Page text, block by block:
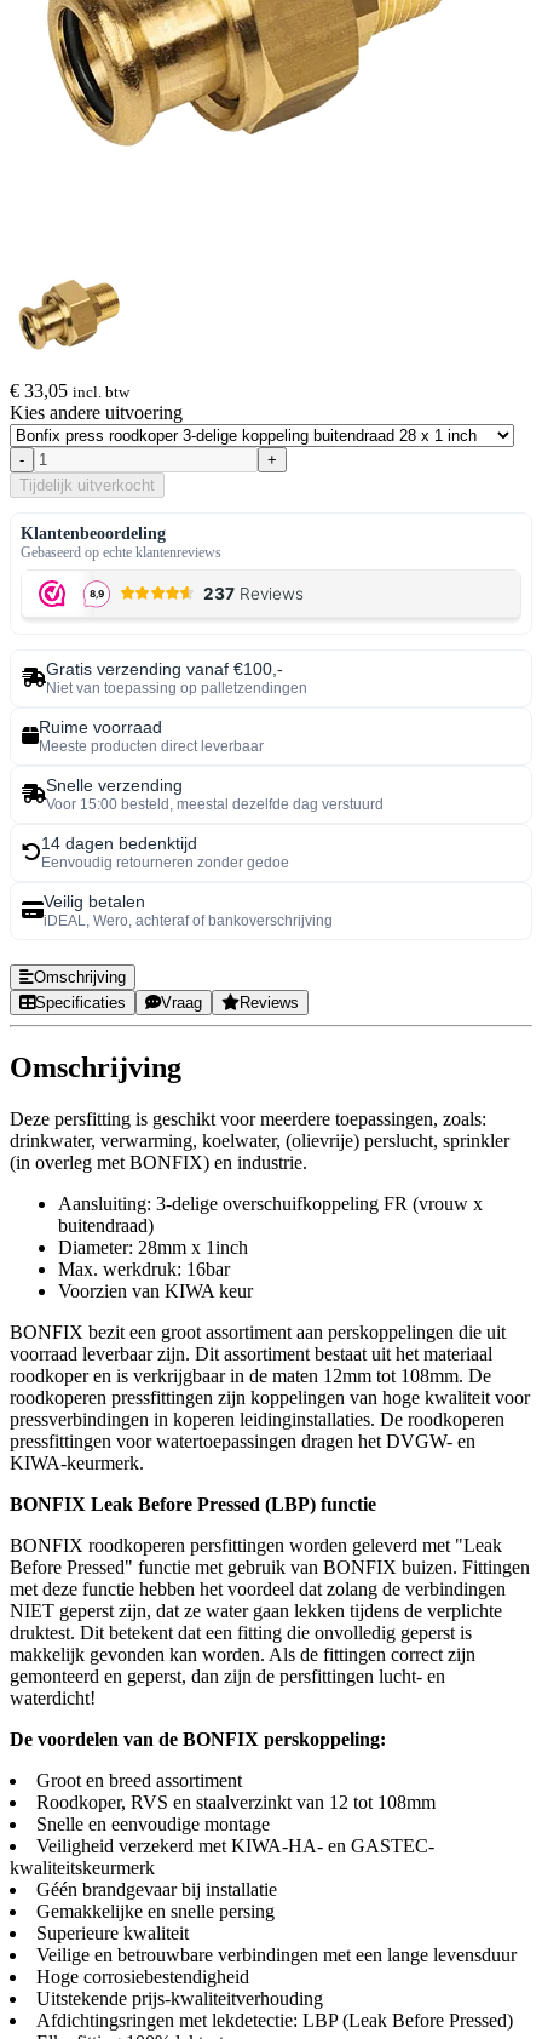
€ 33,05 incl. btw
Kies andere uitvoering
-
+
Tijdelijk uitverkocht
Klantenbeoordeling
Gebaseerd op echte klantenreviews
Gratis verzending vanaf €100,-
Niet van toepassing op palletzendingen
Ruime voorraad
Meeste producten direct leverbaar
Snelle verzending
Voor 15:00 besteld, meestal dezelfde dag verstuurd
14 dagen bedenktijd
Eenvoudig retourneren zonder gedoe
Veilig betalen
iDEAL, Wero, achteraf of bankoverschrijving
Omschrijving
Specificaties
Vraag Reviews
Omschrijving
Deze persfitting is geschikt voor meerdere toepassingen, zoals:
drinkwater, verwarming, koelwater, (olievrije) perslucht, sprinkler
(in overleg met BONFIX) en industrie.
Aansluiting: 3-delige overschuifkoppeling FR (vrouw x
buitendraad)
Diameter: 28mm x 1inch
Max. werkdruk: 16bar
Voorzien van KIWA keur
BONFIX bezit een groot assortiment aan perskoppelingen die uit
voorraad leverbaar zijn. Dit assortiment bestaat uit het materiaal
roodkoper en is verkrijgbaar in de maten 12mm tot 108mm. De
roodkoperen pressfittingen zijn koppelingen van hoge kwaliteit voor
pressverbindingen in koperen leidinginstallaties. De roodkoperen
pressfittingen voor watertoepassingen dragen het DVGW- en
KIWA-keurmerk.
BONFIX Leak Before Pressed (LBP) functie
BONFIX roodkoperen persfittingen worden geleverd met "Leak
Before Pressed" functie met gebruik van BONFIX buizen. Fittingen
met deze functie hebben het voordeel dat zolang de verbindingen
NIET geperst zijn, dat ze water gaan lekken tijdens de verplichte
druktest. Dit betekent dat een fitting die onvolledig geperst is
makkelijk gevonden kan worden. Als de fittingen correct zijn
gemonteerd en geperst, dan zijn de persfittingen lucht- en
waterdicht!
De voordelen van de BONFIX perskoppeling:
Groot en breed assortiment
Roodkoper, RVS en staalverzinkt van 12 tot 108mm
Snelle en eenvoudige montage
Veiligheid verzekerd met KIWA-HA- en GASTEC-
kwaliteitskeurmerk
Géén brandgevaar bij installatie
Gemakkelijke en snelle persing
Superieure kwaliteit
Veilige en betrouwbare verbindingen met een lange levensduur
Hoge corrosiebestendigheid
Uitstekende prijs-kwaliteitverhouding
Afdichtingsringen met lekdetectie: LBP (Leak Before Pressed)